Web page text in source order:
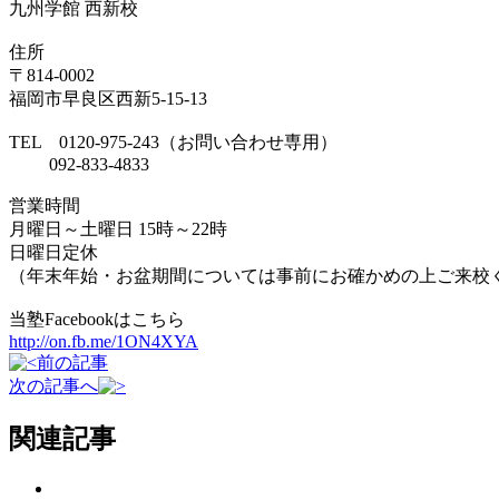
九州学館 西新校
住所
〒814-0002
福岡市早良区西新5-15-13
TEL 0120-975-243（お問い合わせ専用）
092-833-4833
営業時間
月曜日～土曜日 15時～22時
日曜日定休
（年末年始・お盆期間については事前にお確かめの上ご来校
当塾Facebookはこちら
http://on.fb.me/1ON4XYA
前の記事
次の記事へ
関連記事